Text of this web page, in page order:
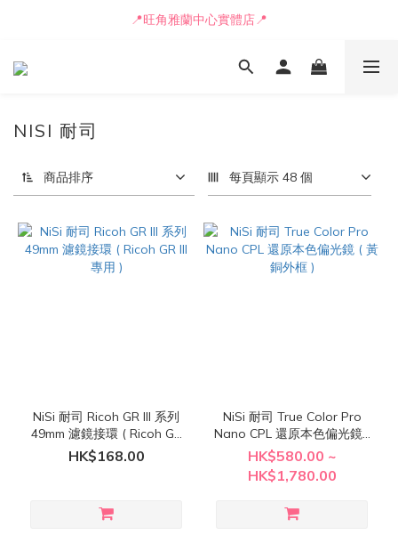
📒🖋️報價單 / 採購表格🖋️📒
NISI 耐司
商品排序 每頁顯示 48 個
NiSi 耐司 Ricoh GR III 系列
49mm 濾鏡接環 ( Ricoh GR
III 專用 )
HK$168.00
NiSi 耐司 True Color Pro
Nano CPL 還原本色偏光鏡 (
黃銅外框 )
HK$580.00 ~
HK$1,780.00